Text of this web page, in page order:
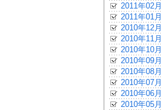
2011年02月
2011年01月
2010年12月
2010年11月
2010年10月
2010年09月
2010年08月
2010年07月
2010年06月
2010年05月